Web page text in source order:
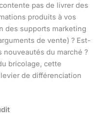
pas de livrer des
produits à vos
des supports marketing
de vente) ? Est-
du marché ?
bricolage, cette
de différenciation